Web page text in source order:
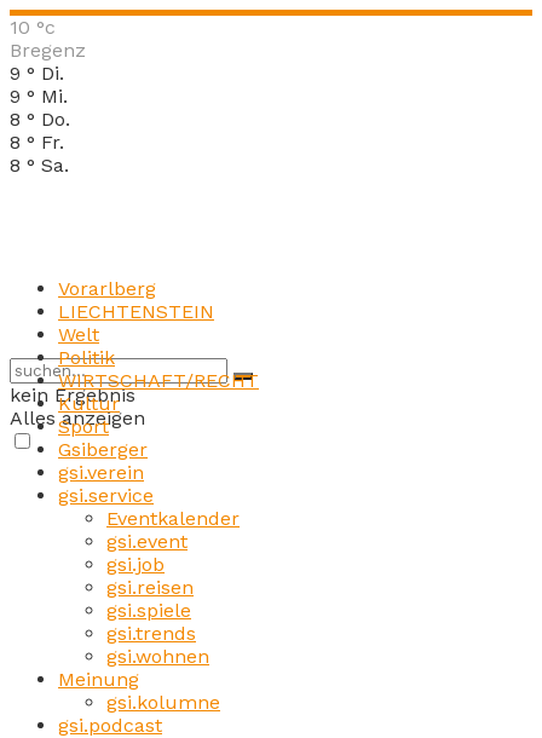
10 °c
Bregenz
9 ° Di.
9 ° Mi.
8 ° Do.
8 ° Fr.
8 ° Sa.
kein Ergebnis
Alles anzeigen
Vorarlberg
LIECHTENSTEIN
Welt
Politik
WIRTSCHAFT/RECHT
Kultur
Sport
Gsiberger
gsi.verein
gsi.service
Eventkalender
gsi.event
gsi.job
gsi.reisen
gsi.spiele
gsi.trends
gsi.wohnen
Meinung
gsi.kolumne
gsi.podcast